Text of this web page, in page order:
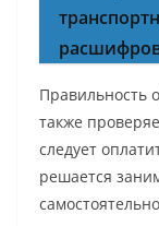
Правильность
также
следует
решается